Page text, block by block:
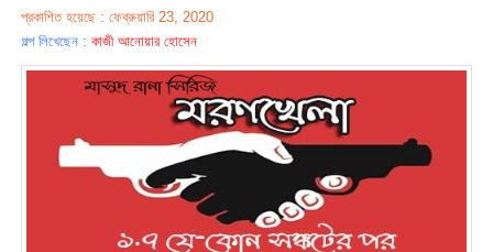
প্রকাশিত হয়েছে : ফেব্রুয়ারি 23, 2020
গল্প লিখেছেন :কাজী আনোয়ার হোসেন